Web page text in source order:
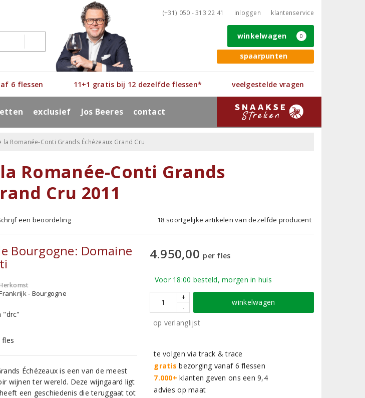
(+31) 050 - 313 22 41 inloggen klantenservice
spaarpunten
winkelwagen 0
6 flessen 11+1 gratis bij 12 dezelfde flessen* veelgestelde vragen
exclusief Jos Beeres contact
la Romanée-Conti Grands Échézeaux Grand Cru
Romanée-Conti Grands
Cru 2011
een beoordeling 18 soortgelijke artikelen van dezelfde producent
Bourgogne: Domaine
- Bourgogne
"drc"
fles
Échézeaux is een van de meest
wijnen ter wereld. Deze wijngaard ligt
een geschiedenis die teruggaat tot
4.950,00 per fles
Voor 18:00 besteld, morgen in huis
+
-
winkelwagen
op verlanglijst
te volgen via track & trace
gratis bezorging vanaf 6 flessen
7.000+ klanten geven ons een 9,4
advies op maat